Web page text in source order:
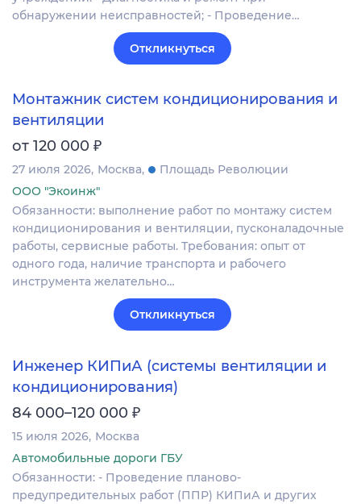
обнаружении неисправностей; - Проведение…
Откликнуться
Монтажник систем кондиционирования и
вентиляции
от 120 000 ₽
27 июля 2026 Москва
Площадь Революции
ООО "Экоинж"
Обязанности: выполнение работ по монтажу систем
кондиционирования и вентиляции, пусконаладочные
работы, сервисные работы. Требования: опыт от
одного года, наличие транспорта и рабочего
инструмента желательно…
Откликнуться
Инженер КИПиА (системы вентиляции и
кондиционирования)
84 000–120 000 ₽
15 июля 2026 Москва
Автомобильные дороги ГБУ
Обязанности: - Проведение планово-
предупредительных работ (ППР) КИПиА и других